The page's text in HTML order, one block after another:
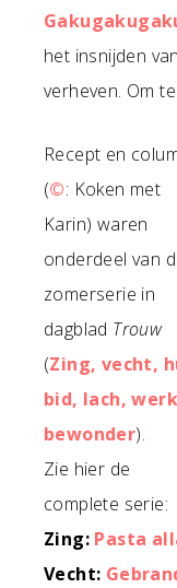
het insnijden
verheven. Om
Recept en
(©: Koken met
Karin) waren
onderdeel van
zomerserie in
dagblad Trouw
(Zing, vecht,
bid, lach,
bewonder).
Zie hier de
complete serie:
Zing: Pasta
Vecht: